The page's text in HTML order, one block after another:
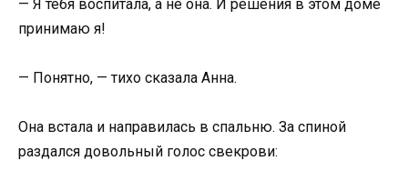
— Я тебя воспитала, а не она. И решения в этом доме
принимаю я!
— Понятно, — тихо сказала Анна.
Она встала и направилась в спальню. За спиной
раздался довольный голос свекрови: